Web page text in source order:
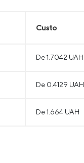
Custo
De 1.7042 UAH
De 0.4129 UAH
De 1.664 UAH